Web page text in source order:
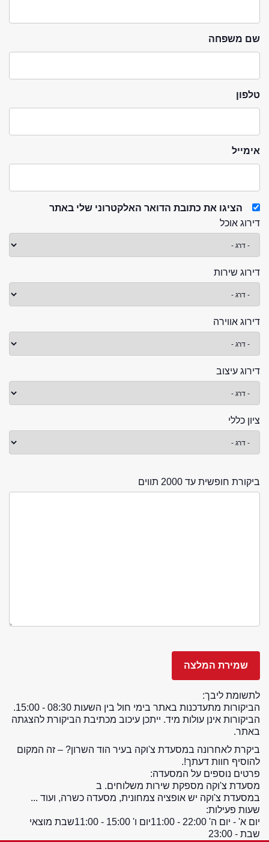
שם משפחה
טלפון
אימייל
הציגו את כתובת הדואר האלקטרוני שלי באתר
דירוג אוכל
דירוג שירות
דירוג אווירה
דירוג עיצוב
ציון כללי
ביקורת חופשית עד 2000 תווים
לתשומת ליבך:
הביקורות מתעדכנות באתר בימי חול בין השעות 08:30 - 15:00.
הביקורות אינן עולות מיד. ייתכן עיכוב מכתיבת הביקורת להצגתה
באתר.
ביקרת לאחרונה במסעדת צ'וקה בעיר הוד השרון? – זה המקום
להוסיף חוות דעתך!.
פרטים נוספים על המסעדה:
מסעדת צ'וקה מספקת שירות משלוחים. ב
במסעדת צ'וקה יש אופציה צמחונית, מסעדה כשרה, ועוד ...
שעות פעילות:
יום א' - יום ה' 22:00 - 11:00
יום ו' 15:00 - 11:00
שבת מוצאי
שבת - 23:00